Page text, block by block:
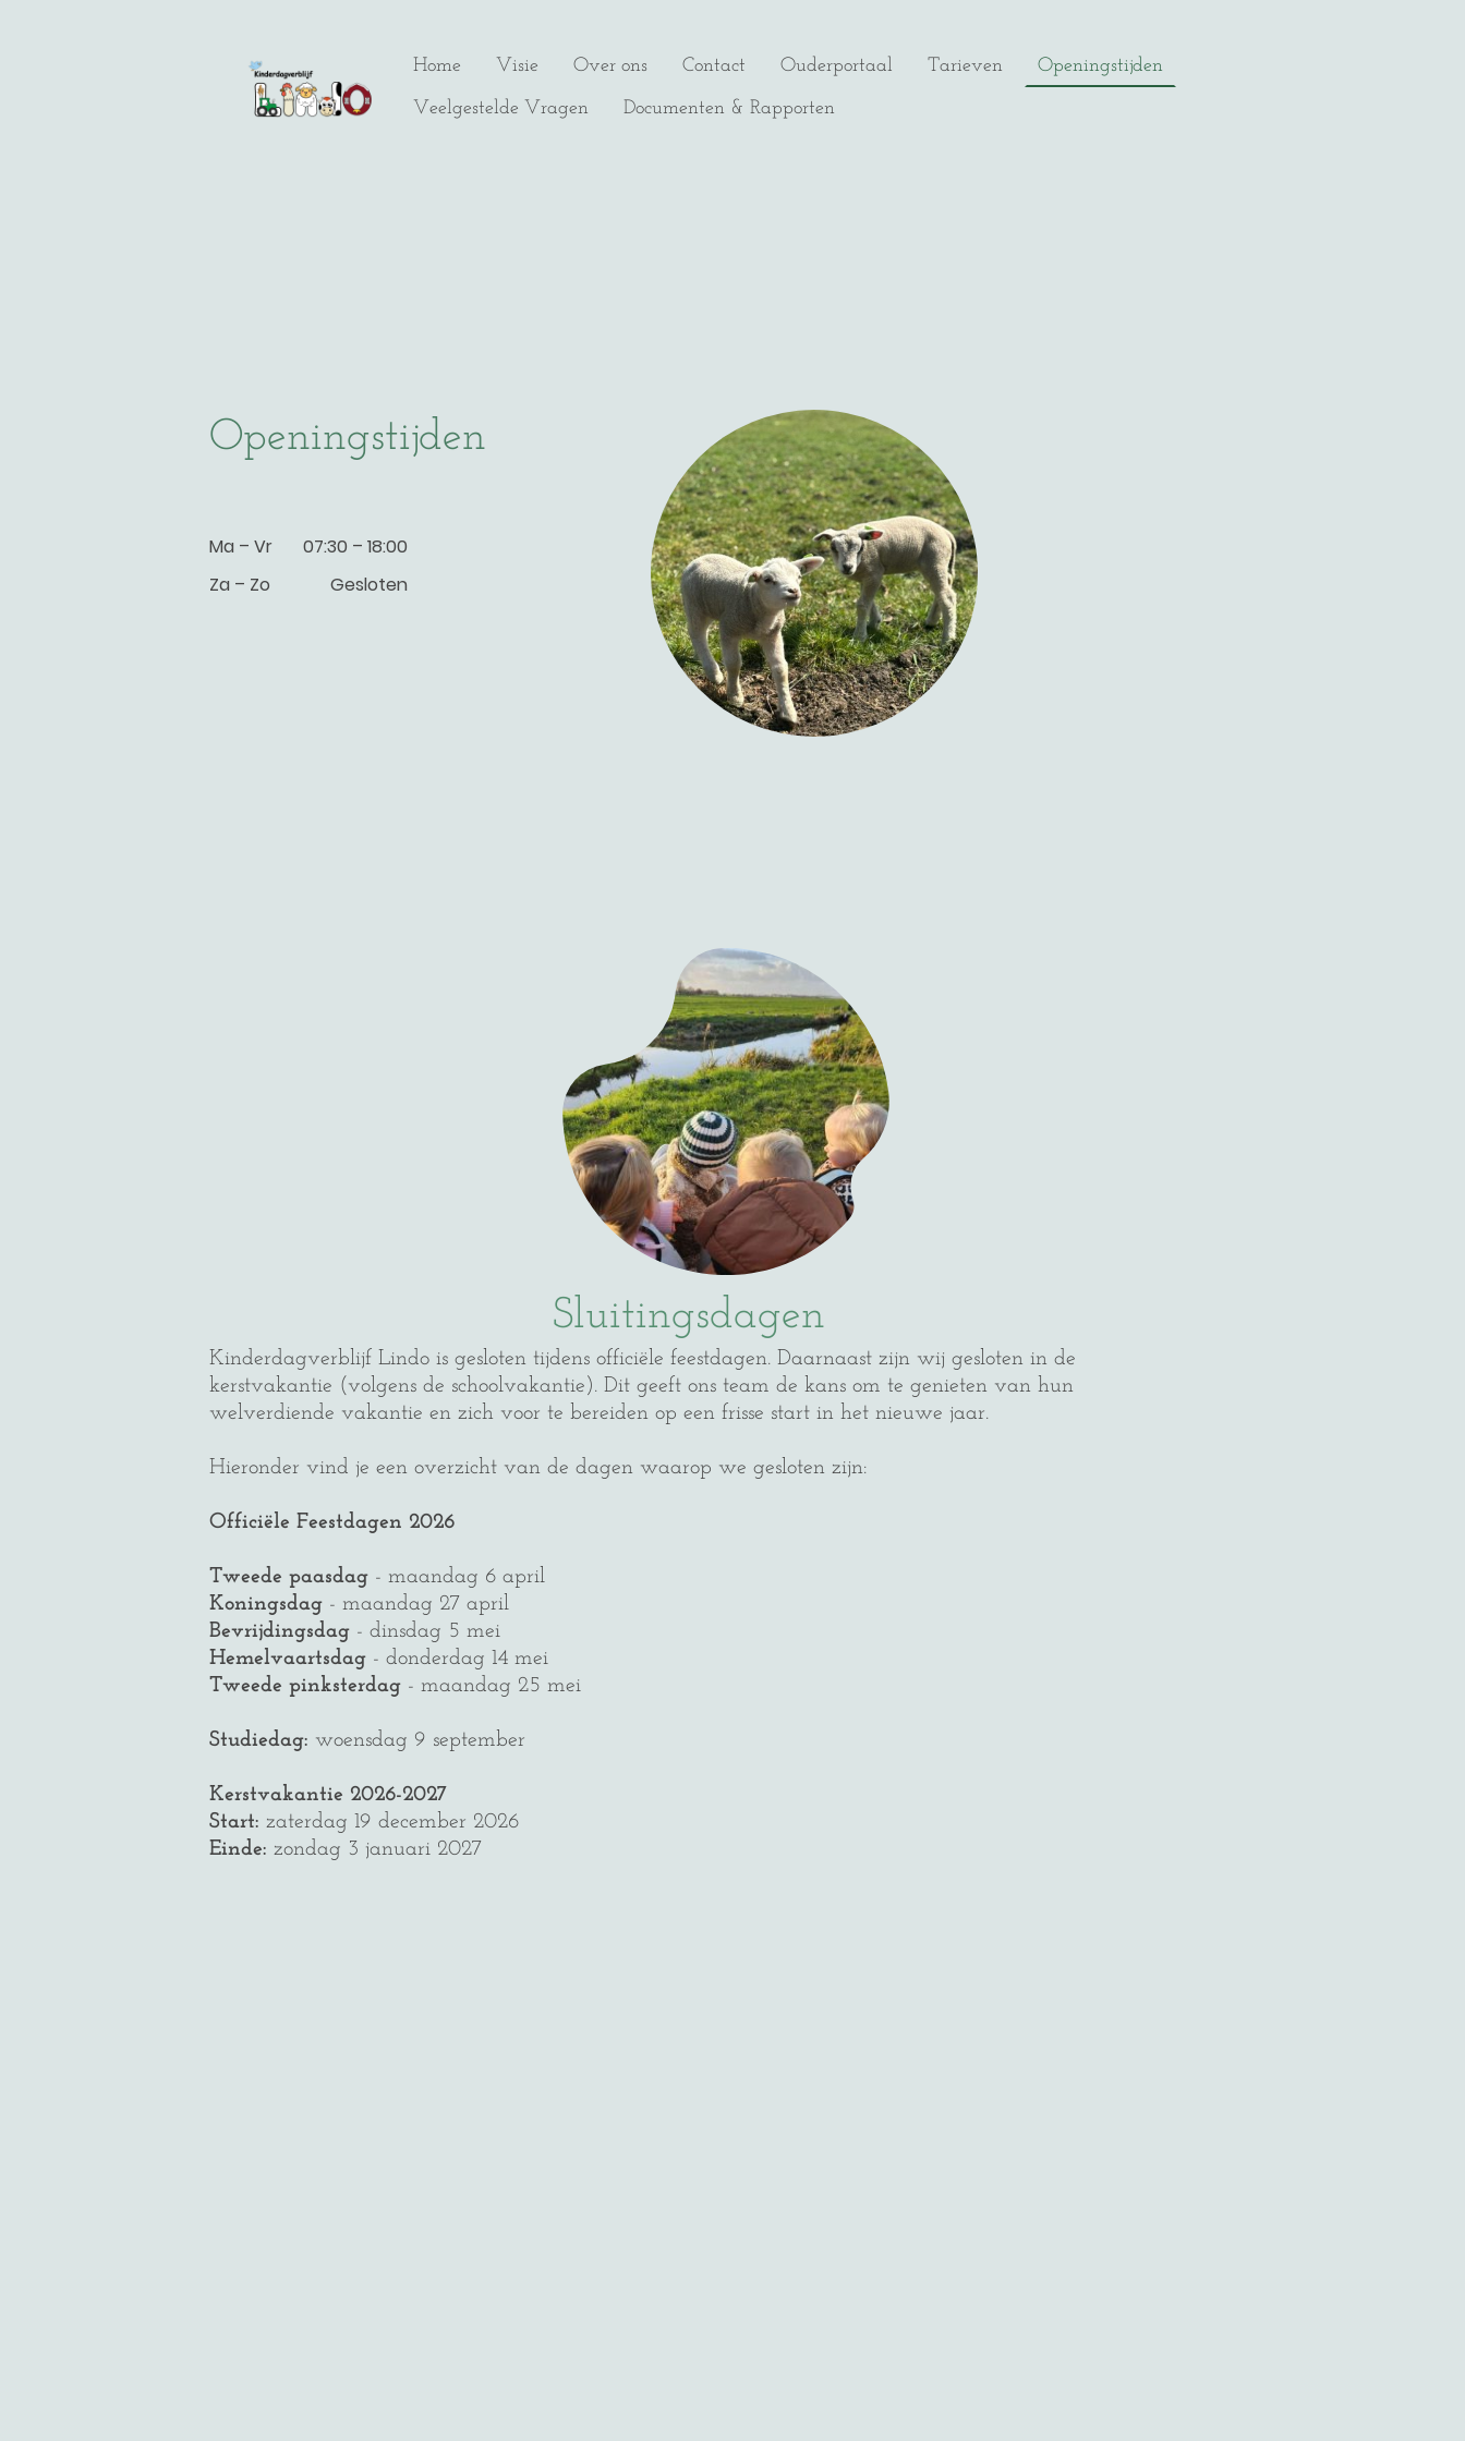
Home Visie Over ons Contact Ouderportaal Tarieven Openingstijden
Veelgestelde Vragen Documenten & Rapporten
Openingstijden
Ma – Vr 07:30 – 18:00
Za – Zo Gesloten
Sluitingsdagen
Kinderdagverblijf Lindo is gesloten tijdens officiële feestdagen. Daarnaast zijn wij gesloten in de
kerstvakantie (volgens de schoolvakantie). Dit geeft ons team de kans om te genieten van hun
welverdiende vakantie en zich voor te bereiden op een frisse start in het nieuwe jaar.
Hieronder vind je een overzicht van de dagen waarop we gesloten zijn:
Officiële Feestdagen 2026
Tweede paasdag - maandag 6 april
Koningsdag - maandag 27 april
Bevrijdingsdag - dinsdag 5 mei
Hemelvaartsdag - donderdag 14 mei
Tweede pinksterdag - maandag 25 mei
Studiedag: woensdag 9 september
Kerstvakantie 2026-2027
Start: zaterdag 19 december 2026
Einde: zondag 3 januari 2027